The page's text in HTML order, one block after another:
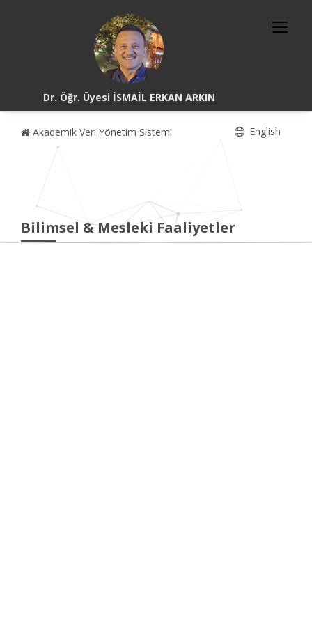
Dr. Öğr. Üyesi İSMAİL ERKAN ARKIN
Akademik Veri Yönetim Sistemi English
Bilimsel & Mesleki Faaliyetler